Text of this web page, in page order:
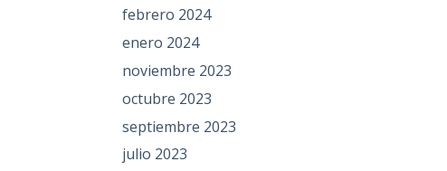
febrero 2024
enero 2024
noviembre 2023
octubre 2023
septiembre 2023
julio 2023